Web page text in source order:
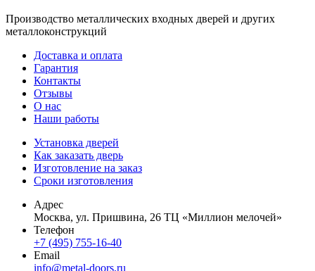
Производство металлических входных дверей и других
металлоконструкций
Доставка и оплата
Гарантия
Контакты
Отзывы
О нас
Наши работы
Установка дверей
Как заказать дверь
Изготовление на заказ
Сроки изготовления
Адрес
Москва, ул. Пришвина, 26 ТЦ «Миллион мелочей»
Телефон
+7 (495) 755-16-40
Email
info@metal-doors.ru